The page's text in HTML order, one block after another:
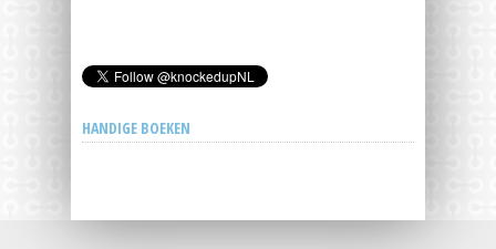
HANDIGE BOEKEN